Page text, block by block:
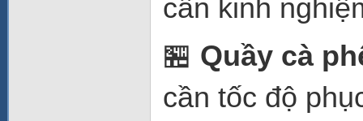
cần kinh
🏪 Quầy cà
cần tốc độ